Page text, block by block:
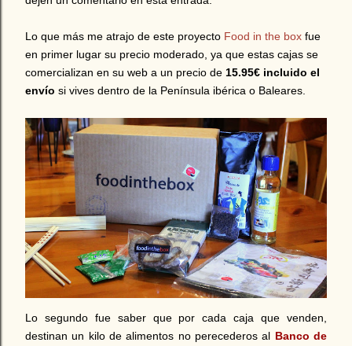
Lo que más me atrajo de este proyecto Food in the box fue
en primer lugar su precio moderado, ya que estas cajas se
comercializan en su web a un precio de 15.95€ incluido el
envío si vives dentro de la Península ibérica o Baleares.
Lo segundo fue saber que por cada caja que venden,
destinan un kilo de alimentos no perecederos al Banco de